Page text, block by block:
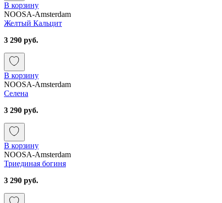
В корзину
NOOSA-Amsterdam
Желтый Кальцит
3 290 руб.
В корзину
NOOSA-Amsterdam
Селена
3 290 руб.
В корзину
NOOSA-Amsterdam
Триединая богиня
3 290 руб.